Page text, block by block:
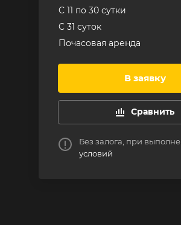
C 11 по 30 сутки
C 31 суток
Почасовая аренда
В заявку
Сравнить
Без залога, при
условий